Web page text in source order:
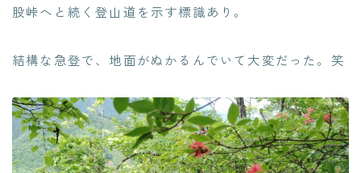
股峠へと続く登山道を示す標識あり。
結構な急登で、地面がぬかるんでいて大変だった。笑